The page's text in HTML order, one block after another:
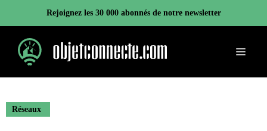
contenu
Rejoignez les 30 000 abonnés de notre newsletter
Menu
Réseaux